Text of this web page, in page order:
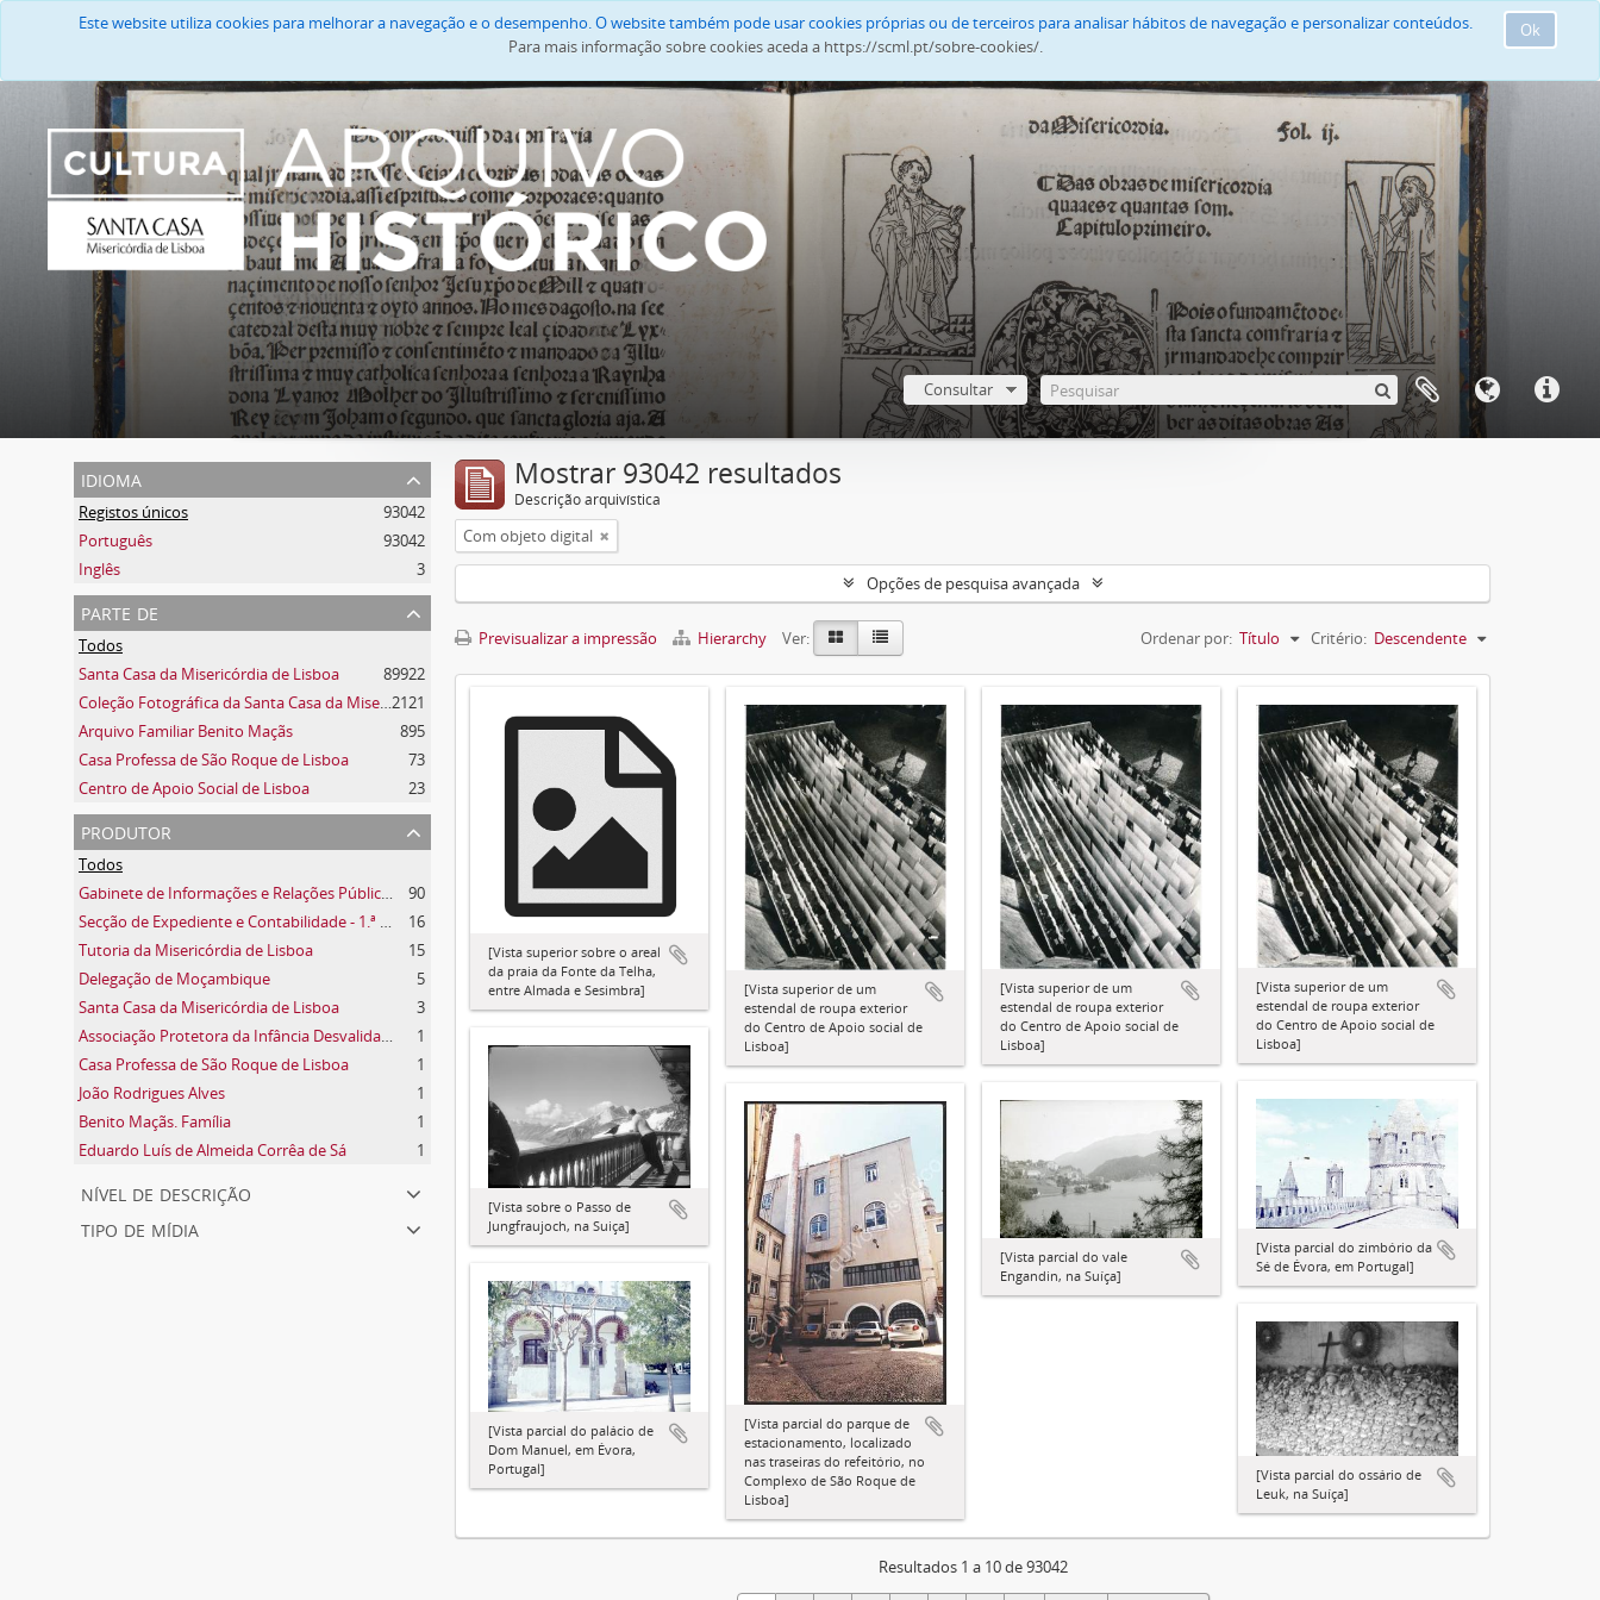
Ok
Este website utiliza cookies para melhorar a navegação e o desempenho. O website também pode usar cookies próprias ou de terceiros para analisar hábitos de navegação e personalizar conteúdos.
Para mais informação sobre cookies aceda a https://scml.pt/sobre-cookies/.
Consultar
idioma
Registos únicos
93042
Português
93042
Inglês
3
parte de
Todos
Santa Casa da Misericórdia de Lisboa
89922
Coleção Fotográfica da Santa Casa da Misericórdia de Lisboa2121
Arquivo Familiar Benito Maçãs
895
Casa Professa de São Roque de Lisboa
73
Centro de Apoio Social de Lisboa
23
produtor
Todos
Gabinete de Informações e Relações Públicas
90
Secção de Expediente e Contabilidade - 1.ª secção
16
Tutoria da Misericórdia de Lisboa
15
Delegação de Moçambique
5
Santa Casa da Misericórdia de Lisboa
3
Associação Protetora da Infância Desvalida e dos Pobres do Lumiar
1
Casa Professa de São Roque de Lisboa
1
João Rodrigues Alves
1
Benito Maçãs. Família
1
Eduardo Luís de Almeida Corrêa de Sá
1
nível de descrição
tipo de mídia
Mostrar 93042 resultados
Descrição arquivística
Com objeto digital
Opções de pesquisa avançada
Previsualizar a impressão Hierarchy Ver: Ordenar por: Título Critério: Descendente
[Vista superior sobre o areal
da praia da Fonte da Telha,
entre Almada e Sesimbra]
[Vista superior de um
estendal de roupa exterior
do Centro de Apoio social de
Lisboa]
[Vista superior de um
estendal de roupa exterior
do Centro de Apoio social de
Lisboa]
[Vista superior de um
estendal de roupa exterior
do Centro de Apoio social de
Lisboa]
[Vista sobre o Passo de
Jungfraujoch, na Suiça]
[Vista parcial do zimbório da
Sé de Évora, em Portugal]
[Vista parcial do vale
Engandin, na Suíça]
[Vista parcial do parque de
estacionamento, localizado
nas traseiras do refeitório, no
Complexo de São Roque de
Lisboa]
[Vista parcial do palácio de
Dom Manuel, em Évora,
Portugal]
[Vista parcial do ossário de
Leuk, na Suíça]
Resultados 1 a 10 de 93042